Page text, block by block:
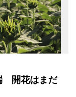
開花はまだ